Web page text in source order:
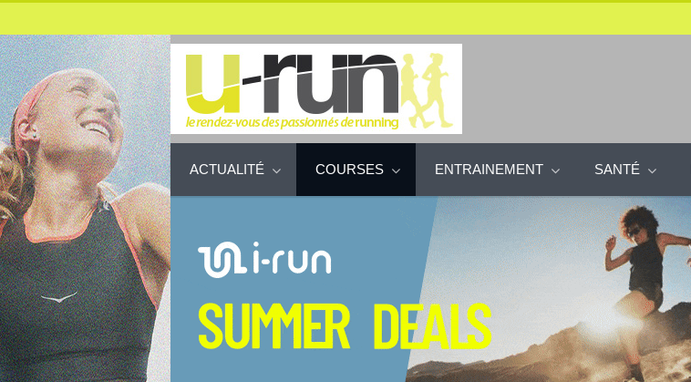
ACTUALITÉ COURSES ENTRAINEMENT SANTÉ